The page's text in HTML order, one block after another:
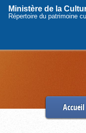
Ministère de la
Répertoire du patrimoine
Accueil